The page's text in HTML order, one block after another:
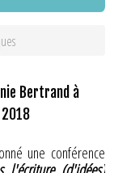
Bertrand à
une conférence